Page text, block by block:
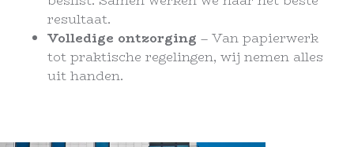
resultaat.
Volledige ontzorging – Van papierwerk
tot praktische regelingen, wij nemen alles
uit handen.